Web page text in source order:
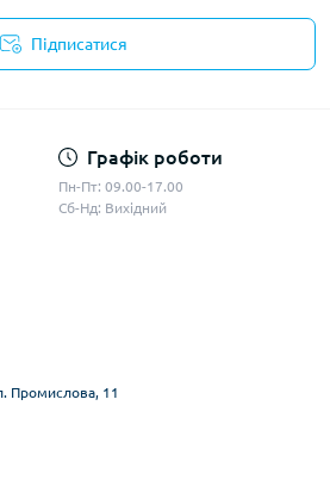
Підписатися
Графік роботи
Пн-Пт: 09.00-17.00
Сб-Нд: Вихідний
Промислова, 11